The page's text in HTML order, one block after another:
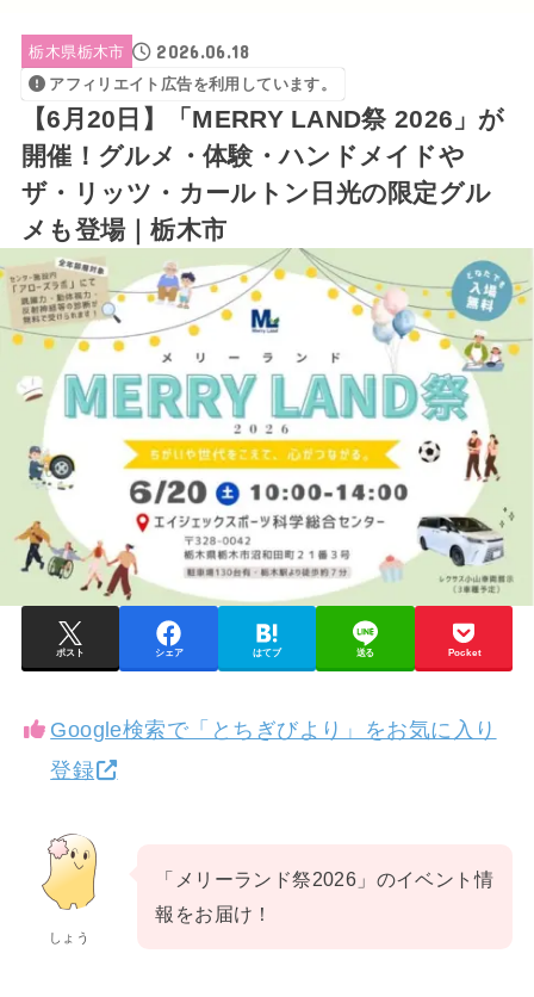
栃木県栃木市 2026.06.18
アフィリエイト広告を利用しています。
【6月20日】「MERRY LAND祭 2026」が
開催！グルメ・体験・ハンドメイドや
ザ・リッツ・カールトン日光の限定グル
メも登場｜栃木市
ポスト シェア はてブ 送る Pocket
Google検索で「とちぎびより」をお気に入り
登録
しょう
「メリーランド祭2026」のイベント情
報をお届け！